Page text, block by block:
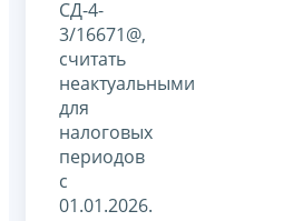
СД-4-
3/16671@,
считать
неактуальными
для
налоговых
периодов
с
01.01.2026.